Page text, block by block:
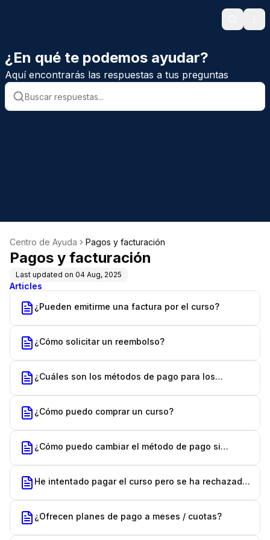
Search
¿En qué te podemos ayudar?
Aquí encontrarás las respuestas a tus preguntas
Centro de Ayuda Pagos y facturación
Pagos y facturación
Last updated on 04 Aug, 2025
Articles
¿Pueden emitirme una factura por el curso?
¿Cómo solicitar un reembolso?
¿Cuáles son los métodos de pago para los
¿Cómo puedo comprar un curso?
¿Cómo puedo cambiar el método de pago si
He intentado pagar el curso pero se ha rechazado.
¿Ofrecen planes de pago a meses / cuotas?